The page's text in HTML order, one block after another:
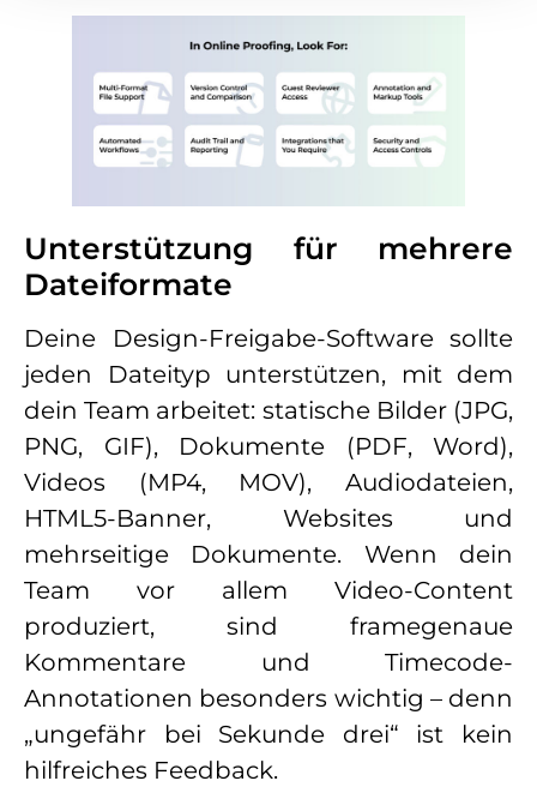
Unterstützung für mehrere
Dateiformate
Deine Design-Freigabe-Software sollte
jeden Dateityp unterstützen, mit dem
dein Team arbeitet: statische Bilder (JPG,
PNG, GIF), Dokumente (PDF, Word),
Videos (MP4, MOV), Audiodateien,
HTML5-Banner, Websites und
mehrseitige Dokumente. Wenn dein
Team vor allem Video-Content
produziert, sind framegenaue
Kommentare und Timecode-
Annotationen besonders wichtig – denn
„ungefähr bei Sekunde drei“ ist kein
hilfreiches Feedback.